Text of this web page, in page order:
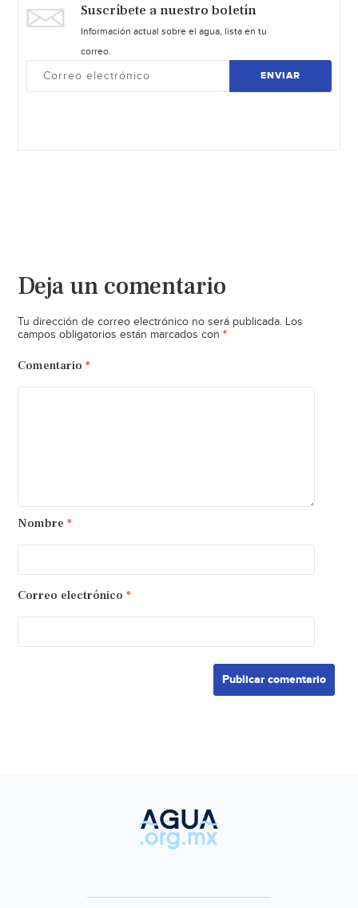
Suscríbete a nuestro boletín
Información actual sobre el agua, lista en tu
correo.
ENVIAR
Deja un comentario
Tu dirección de correo electrónico no será publicada. Los
campos obligatorios están marcados con *
Comentario *
Nombre *
Correo electrónico *